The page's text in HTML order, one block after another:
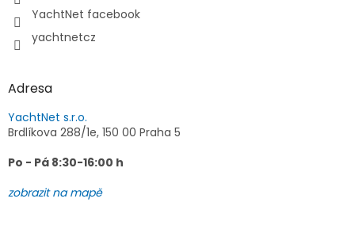
YachtNet facebook
yachtnetcz
Adresa
YachtNet s.r.o.
Brdlíkova 288/1e, 150 00 Praha 5
Po - Pá 8:30-16:00 h
zobrazit na mapě